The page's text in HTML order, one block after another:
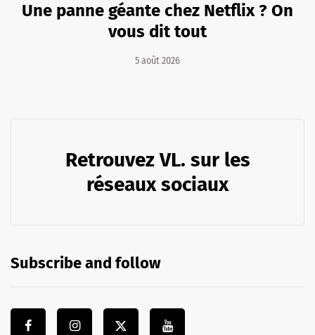
Une panne géante chez Netflix ? On
vous dit tout
5 août 2026
Retrouvez VL. sur les
réseaux sociaux
Subscribe and follow